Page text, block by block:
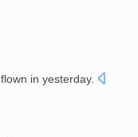
flown in yesterday.